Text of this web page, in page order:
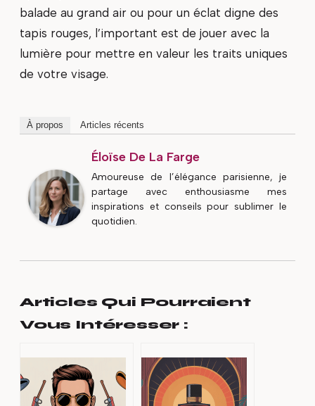
balade au grand air ou pour un éclat digne des
tapis rouges, l’important est de jouer avec la
lumière pour mettre en valeur les traits uniques
de votre visage.
À propos Articles récents
Éloïse De La Farge
Amoureuse de l’élégance parisienne, je
partage avec enthousiasme mes
inspirations et conseils pour sublimer le
quotidien.
Articles Qui Pourraient
Vous Intéresser :